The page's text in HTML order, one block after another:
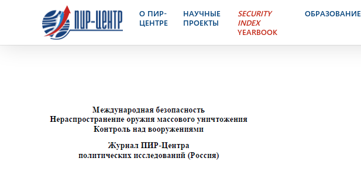
О ПИР-
ЦЕНТРЕ
НАУЧНЫЕ
ПРОЕКТЫ
SECURITY
INDEX
YEARBOOK
ОБРАЗОВАНИЕ
Ядерный Контроль №52, 2000